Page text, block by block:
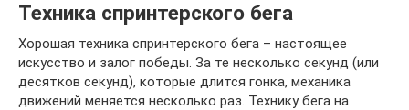
Техника спринтерского бега
Хорошая техника спринтерского бега – настоящее
искусство и залог победы. За те несколько секунд (или
десятков секунд), которые длится гонка, механика
движений меняется несколько раз. Технику бега на